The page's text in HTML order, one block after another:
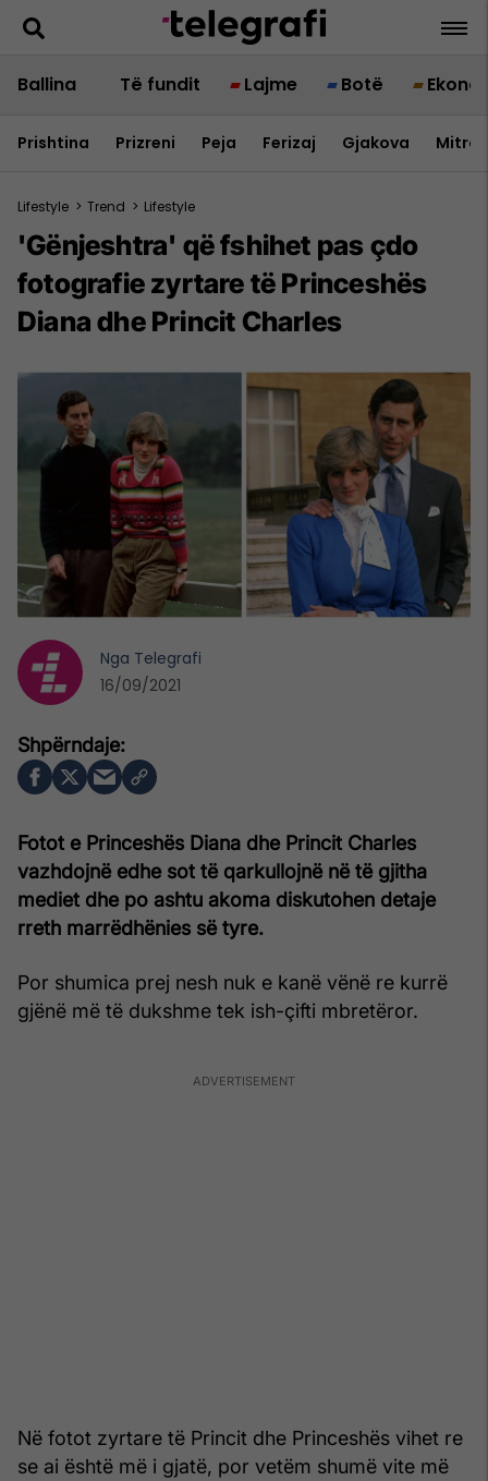
Ballina Të fundit Lajme Botë
Prishtina Prizreni Peja Ferizaj Gjakova
Lifestyle > Trend > Lifestyle
'Gënjeshtra' që fshihet pas çdo
fotografie zyrtare të Princeshës
Diana dhe Princit Charles
Fotot e Princeshës Diana dhe Princit Charles
vazhdojnë edhe sot të qarkullojnë në të gjitha
mediet dhe po ashtu akoma diskutohen detaje
rreth marrëdhënies së tyre.
Por shumica prej nesh nuk e kanë vënë re kurrë
gjënë më të dukshme tek ish-çifti mbretëror.
Në fotot zyrtare të Princit dhe Princeshës vihet re
se ai është më i gjatë, por vetëm shumë vite më
Nga Telegrafi
16/09/2021